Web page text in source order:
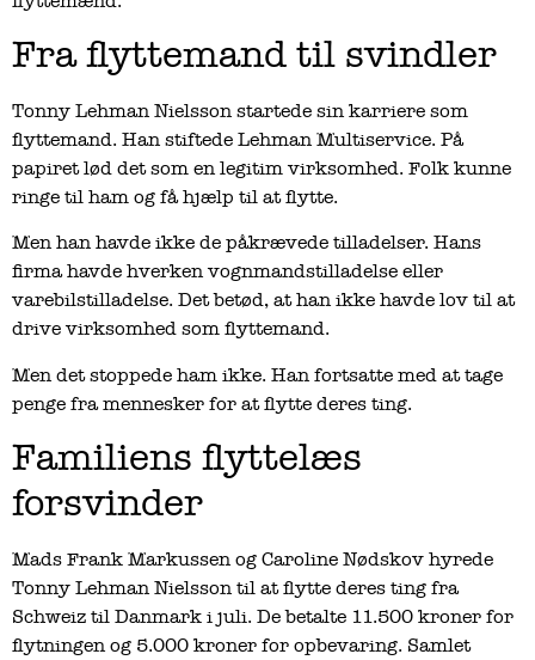
Fra flyttemand til svindler
Tonny Lehman Nielsson startede sin karriere som
flyttemand. Han stiftede Lehman Multiservice. På
papiret lød det som en legitim virksomhed. Folk kunne
ringe til ham og få hjælp til at flytte.
Men han havde ikke de påkrævede tilladelser. Hans
firma havde hverken vognmandstilladelse eller
varebilstilladelse. Det betød, at han ikke havde lov til at
drive virksomhed som flyttemand.
Men det stoppede ham ikke. Han fortsatte med at tage
penge fra mennesker for at flytte deres ting.
Familiens flyttelæs
forsvinder
Mads Frank Markussen og Caroline Nødskov hyrede
Tonny Lehman Nielsson til at flytte deres ting fra
Schweiz til Danmark i juli. De betalte 11.500 kroner for
flytningen og 5.000 kroner for opbevaring. Samlet